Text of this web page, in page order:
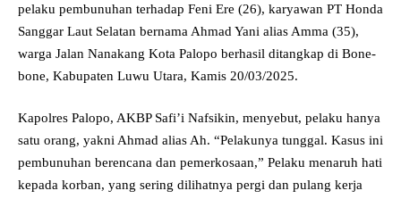
pelaku pembunuhan terhadap Feni Ere (26), karyawan PT Honda
Sanggar Laut Selatan bernama Ahmad Yani alias Amma (35),
warga Jalan Nanakang Kota Palopo berhasil ditangkap di Bone-
bone, Kabupaten Luwu Utara, Kamis 20/03/2025.
Kapolres Palopo, AKBP Safi’i Nafsikin, menyebut, pelaku hanya
satu orang, yakni Ahmad alias Ah. “Pelakunya tunggal. Kasus ini
pembunuhan berencana dan pemerkosaan,” Pelaku menaruh hati
kepada korban, yang sering dilihatnya pergi dan pulang kerja